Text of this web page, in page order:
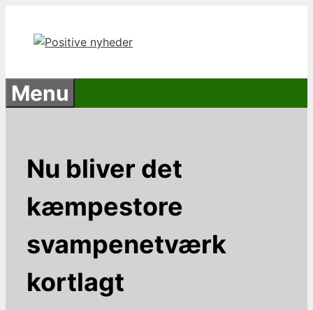
indhold
Menu
Nu bliver det
kæmpestore
svampenetværk
kortlagt